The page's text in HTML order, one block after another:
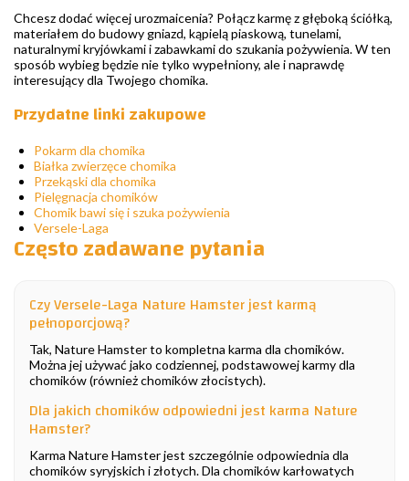
Chcesz dodać więcej urozmaicenia? Połącz karmę z głęboką ściółką,
materiałem do budowy gniazd, kąpielą piaskową, tunelami,
naturalnymi kryjówkami i zabawkami do szukania pożywienia. W ten
sposób wybieg będzie nie tylko wypełniony, ale i naprawdę
interesujący dla Twojego chomika.
Przydatne linki zakupowe
Pokarm dla chomika
Białka zwierzęce chomika
Przekąski dla chomika
Pielęgnacja chomików
Chomik bawi się i szuka pożywienia
Versele-Laga
Często zadawane pytania
Czy Versele-Laga Nature Hamster jest karmą
pełnoporcjową?
Tak, Nature Hamster to kompletna karma dla chomików.
Można jej używać jako codziennej, podstawowej karmy dla
chomików (również chomików złocistych).
Dla jakich chomików odpowiedni jest karma Nature
Hamster?
Karma Nature Hamster jest szczególnie odpowiednia dla
chomików syryjskich i złotych. Dla chomików karłowatych